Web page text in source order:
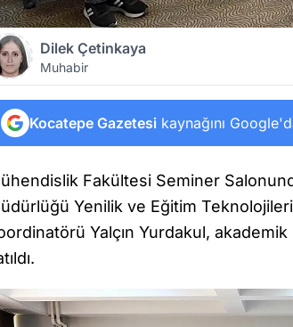
Dilek Çetinkaya
Muhabir
Kocatepe Gazetesi kaynağını
Fakültesi Seminer
Yenilik ve Eğitim
Yalçın Yurdakul,